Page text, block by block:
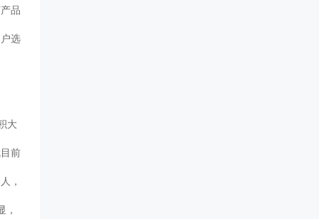
品
选
大
前
，
，